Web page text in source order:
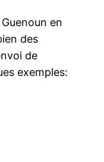
en
des
de
exemples: